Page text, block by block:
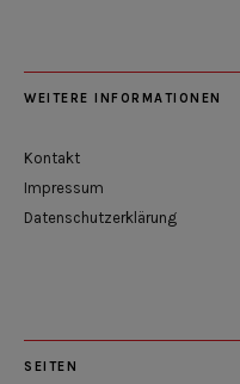
WEITERE INFORMATIONEN
Kontakt
Impressum
Datenschutzerklärung
SEITEN